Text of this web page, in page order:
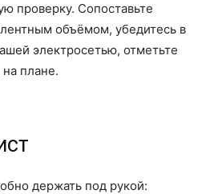
проверку. Сопоставьте
объёмом, убедитесь в
электросетью, отметьте
плане.
держать под рукой: